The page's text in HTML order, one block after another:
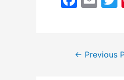
e
b
l
Post← Previous